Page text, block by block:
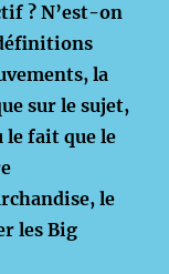
? N’est-on
la
sur le sujet,
fait que le
le
les Big